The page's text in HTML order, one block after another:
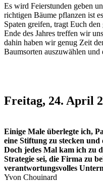
Es wird Feierstunden geben
richtigen Bäume pflanzen ist
Spaten greifen, tragt Euch
Ende des Jahres treffen wir
dahin haben wir genug Zeit
Baumsorten auszuwählen und
Freitag, 24. April
Einige Male überlegte ich,
eine Stiftung zu stecken
Doch jedes Mal kam ich zu
Strategie sei, die Firma zu
verantwortungsvolles
Yvon Chouinard